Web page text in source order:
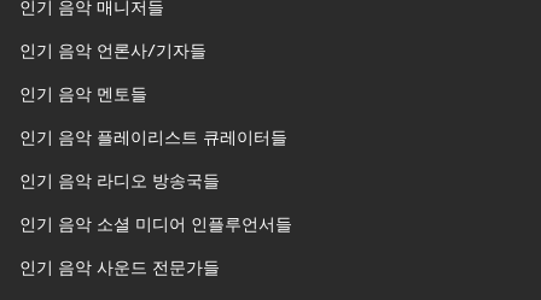
인기 음악 매니저들
인기 음악 언론사/기자들
인기 음악 멘토들
인기 음악 플레이리스트 큐레이터들
인기 음악 라디오 방송국들
인기 음악 소셜 미디어 인플루언서들
인기 음악 사운드 전문가들